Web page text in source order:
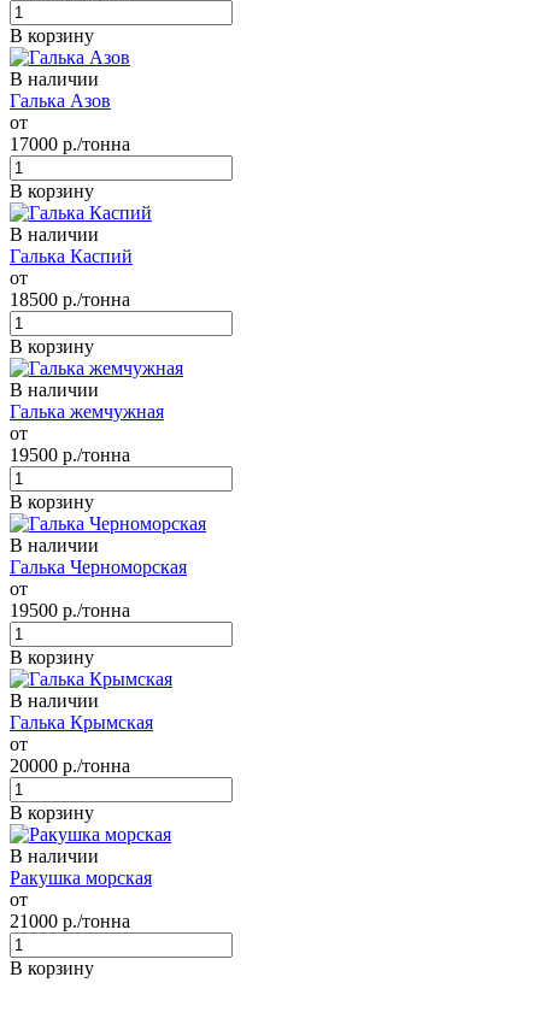
В корзину
В наличии
Галька Азов
от
17000 р./тонна
В корзину
В наличии
Галька Каспий
от
18500 р./тонна
В корзину
В наличии
Галька жемчужная
от
19500 р./тонна
В корзину
В наличии
Галька Черноморская
от
19500 р./тонна
В корзину
В наличии
Галька Крымская
от
20000 р./тонна
В корзину
В наличии
Ракушка морская
от
21000 р./тонна
В корзину